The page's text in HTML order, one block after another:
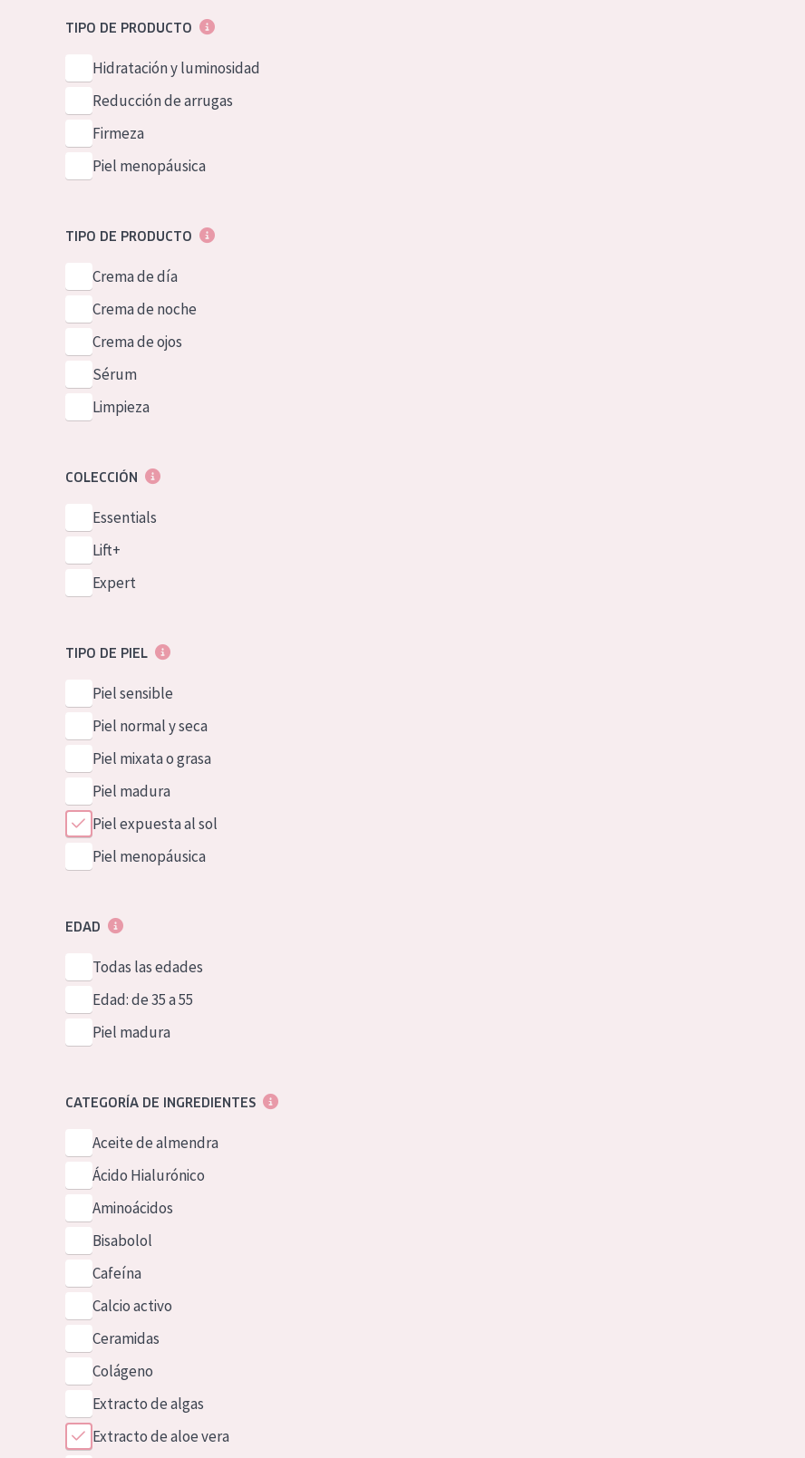
GermanTIPO DE PRODUCTO
Hidratación y luminosidad
Reducción de arrugas
Firmeza
Piel menopáusica
TIPO DE PRODUCTO
Crema de día
Crema de noche
Crema de ojos
Sérum
Limpieza
COLECCIÓN
Essentials
Lift+
Expert
TIPO DE PIEL
Piel sensible
Piel normal y seca
Piel mixata o grasa
Piel madura
Piel expuesta al sol
Piel menopáusica
EDAD
Todas las edades
Edad: de 35 a 55
Piel madura
CATEGORÍA DE INGREDIENTES
Aceite de almendra
Ácido Hialurónico
Aminoácidos
Bisabolol
Cafeína
Calcio activo
Ceramidas
Colágeno
Extracto de algas
Extracto de aloe vera